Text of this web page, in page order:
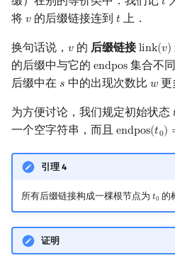
𝑡
t
将 𝑣
v的后缀链接连到 𝑡
t 上．
换句话说， 𝑣
v的 后缀链接 link(𝑣)
link(v)
的后缀中与它的 endpos
endpos集合不
后缀中在 𝑠
s 中的出现次数比 𝑤
w更
为方便讨论，我们规定初始状态
一个空字符串，而且 endpos(𝑡0)
endpos(t0
引理 4
所有后缀链接构成一棵根节点为 𝑡0
t0 的
证明